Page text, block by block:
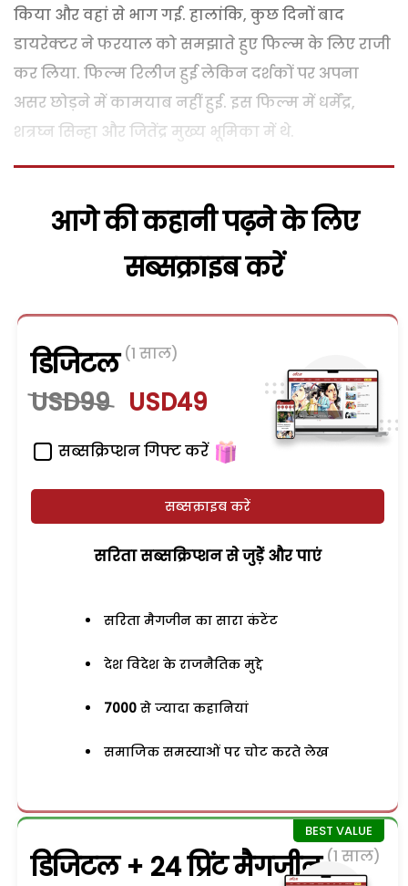
किया और वहां से भाग गई. हालांकि, कुछ दिनों बाद
डायरेक्टर ने फरयाल को समझाते हुए फिल्म के लिए राजी
कर लिया. फिल्म रिलीज हुई लेकिन दर्शकों पर अपना
असर छोड़ने में कामयाब नहीं हुई. इस फिल्म में धर्मेंद्र,
शत्रघ्न सिन्हा और जितेंद्र मुख्य भूमिका में थे.
आगे की कहानी पढ़ने के लिए
सब्सक्राइब करें
डिजिटल (1 साल)
USD99 USD49
सब्सक्रिप्शन गिफ्ट करें
सब्सक्राइब करें
सरिता सब्सक्रिप्शन से जुड़ेें और पाएं
सरिता मैगजीन का सारा कंटेंट
देश विदेश के राजनैतिक मुद्दे
7000 से ज्यादा कहानियां
समाजिक समस्याओं पर चोट करते लेख
डिजिटल + 24 प्रिंट मैगजीन (1 साल)